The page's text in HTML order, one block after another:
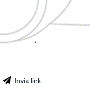
Invia link